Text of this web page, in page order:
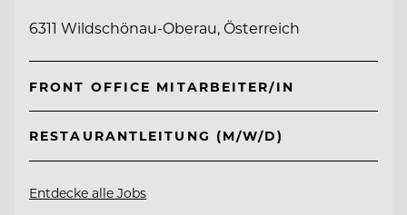
6311 Wildschönau-Oberau, Österreich
FRONT OFFICE MITARBEITER/IN
RESTAURANTLEITUNG (M/W/D)
Entdecke alle Jobs